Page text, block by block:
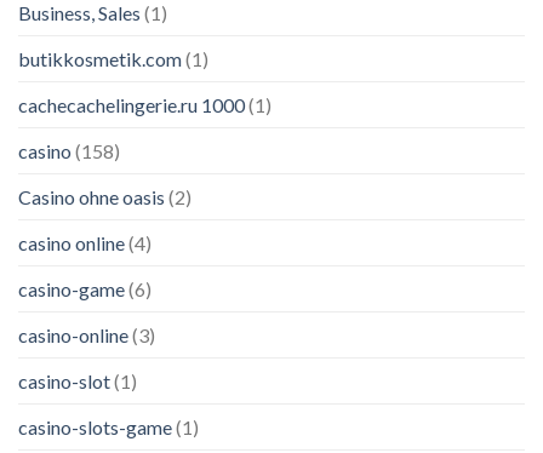
Business, Sales (1)
butikkosmetik.com(1)
cachecachelingerie.ru 1000(1)
casino (158)
Casino ohne oasis (2)
casino online(4)
casino-game(6)
casino-online(3)
casino-slot(1)
casino-slots-game(1)